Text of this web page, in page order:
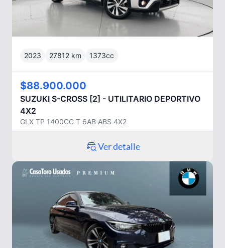
2023 27812 km 1373cc
$88.900.000
SUZUKI S-CROSS [2] - UTILITARIO DEPORTIVO
4X2
GLX TP 1400CC T 6AB ABS 4X2
Ver detalle